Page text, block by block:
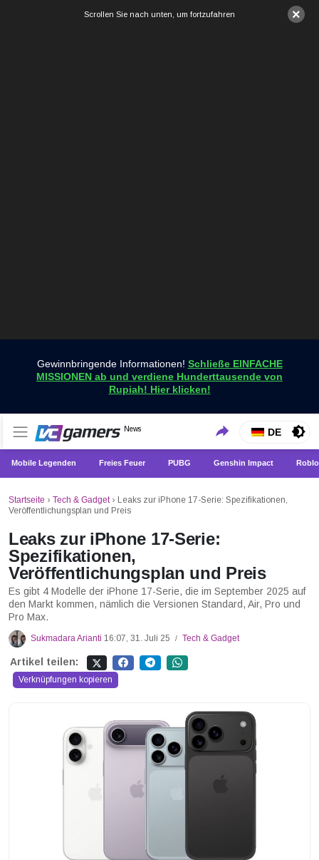
×
Scrollen Sie nach unten, um fortzufahren
Gewinnbringende Informationen! Schließe EINFACHE
MISSIONEN ab und verdiene Hunderttausende von
Rupiah! Hier klicken!
VCGamers-Neuigkeiten
News
Holen Sie sich die neuesten Spielnachrichten nur bei
VCGamers
DE
Mobile Legenden Freies Feuer PUBG Genshin Impact
Startseite › Tech & Gadget› Leaks zur iPhone 17-Serie: Spezifikationen,
Veröffentlichungsplan und Preis
Leaks zur iPhone 17-Serie:
Spezifikationen,
Veröffentlichungsplan und Preis
Es gibt 4 Modelle der iPhone 17-Serie, die im September 2025 auf
den Markt kommen, nämlich die Versionen Standard, Air, Pro und
Pro Max.
Sukmadara Arianti 16:07, 31. Juli 25 / Tech & Gadget
Artikel teilen:
Verknüpfungen kopieren